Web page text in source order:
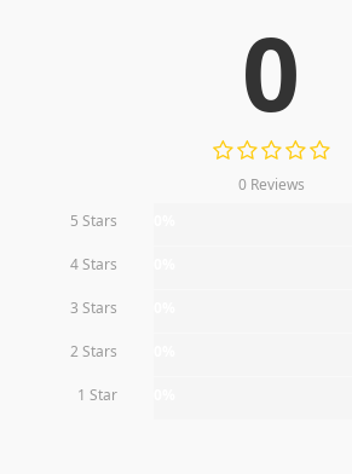
0
0 Reviews
5 Stars
4 Stars
3 Stars
2 Stars
1 Star